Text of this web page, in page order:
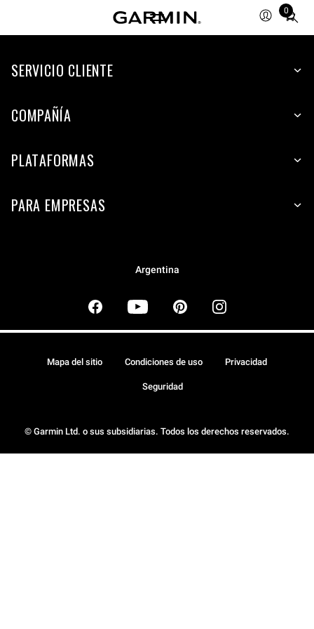
0
Total
items
cart:
SERVICIO CLIENTE
COMPAÑÍA
PLATAFORMAS
PARA EMPRESAS
Argentina
© Garmin Ltd. o sus subsidiarias. Todos los derechos reservados.
Mapa del sitio Condiciones de uso Privacidad
Seguridad